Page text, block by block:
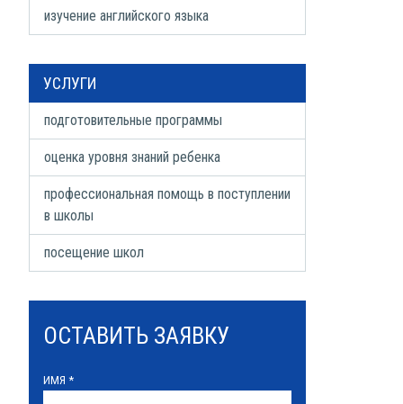
ОСТАВИТЬ ЗАЯВКУ
ИМЯ *
изучение английского языка
УСЛУГИ
подготовительные программы
оценка уровня знаний ребенка
профессиональная помощь в поступлении
в школы
посещение школ